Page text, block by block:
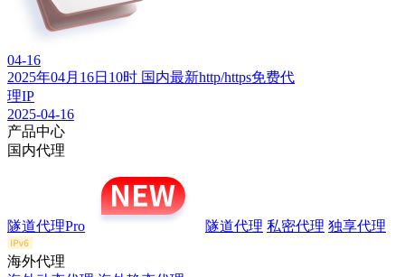
04-16
2025年04月16日10时 国内最新http/https免费代
理IP
2025-04-16
产品中心
国内代理
隧道代理Pro 隧道代理 私密代理 独享代理
海外代理